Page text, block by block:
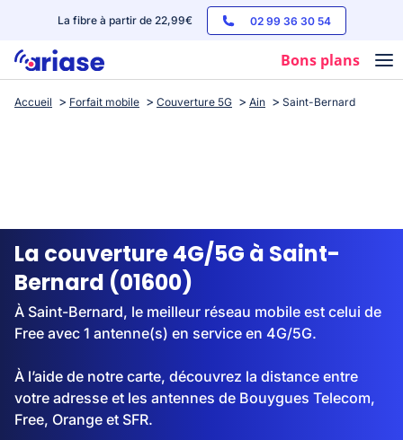
La fibre à partir de 22,99€ 02 99 36 30 54
Bons plans
Box internet
Streaming
Accueil Forfait mobile Couverture 5G Ain Saint-Bernard
La couverture 4G/5G à Saint-
Bernard (01600)
À Saint-Bernard, le meilleur réseau mobile est celui de
Free avec 1 antenne(s) en service en 4G/5G.
À l’aide de notre carte, découvrez la distance entre
votre adresse et les antennes de Bouygues Telecom,
Free, Orange et SFR.